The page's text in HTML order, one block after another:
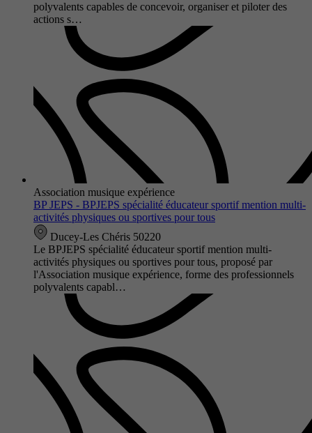
polyvalents capables de concevoir, organiser et piloter des
actions s…
Association musique expérience
BP JEPS - BPJEPS spécialité éducateur sportif mention multi-
activités physiques ou sportives pour tous
Ducey-Les Chéris 50220
Le BPJEPS spécialité éducateur sportif mention multi-
activités physiques ou sportives pour tous, proposé par
l'Association musique expérience, forme des professionnels
polyvalents capabl…